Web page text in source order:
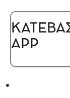
APP